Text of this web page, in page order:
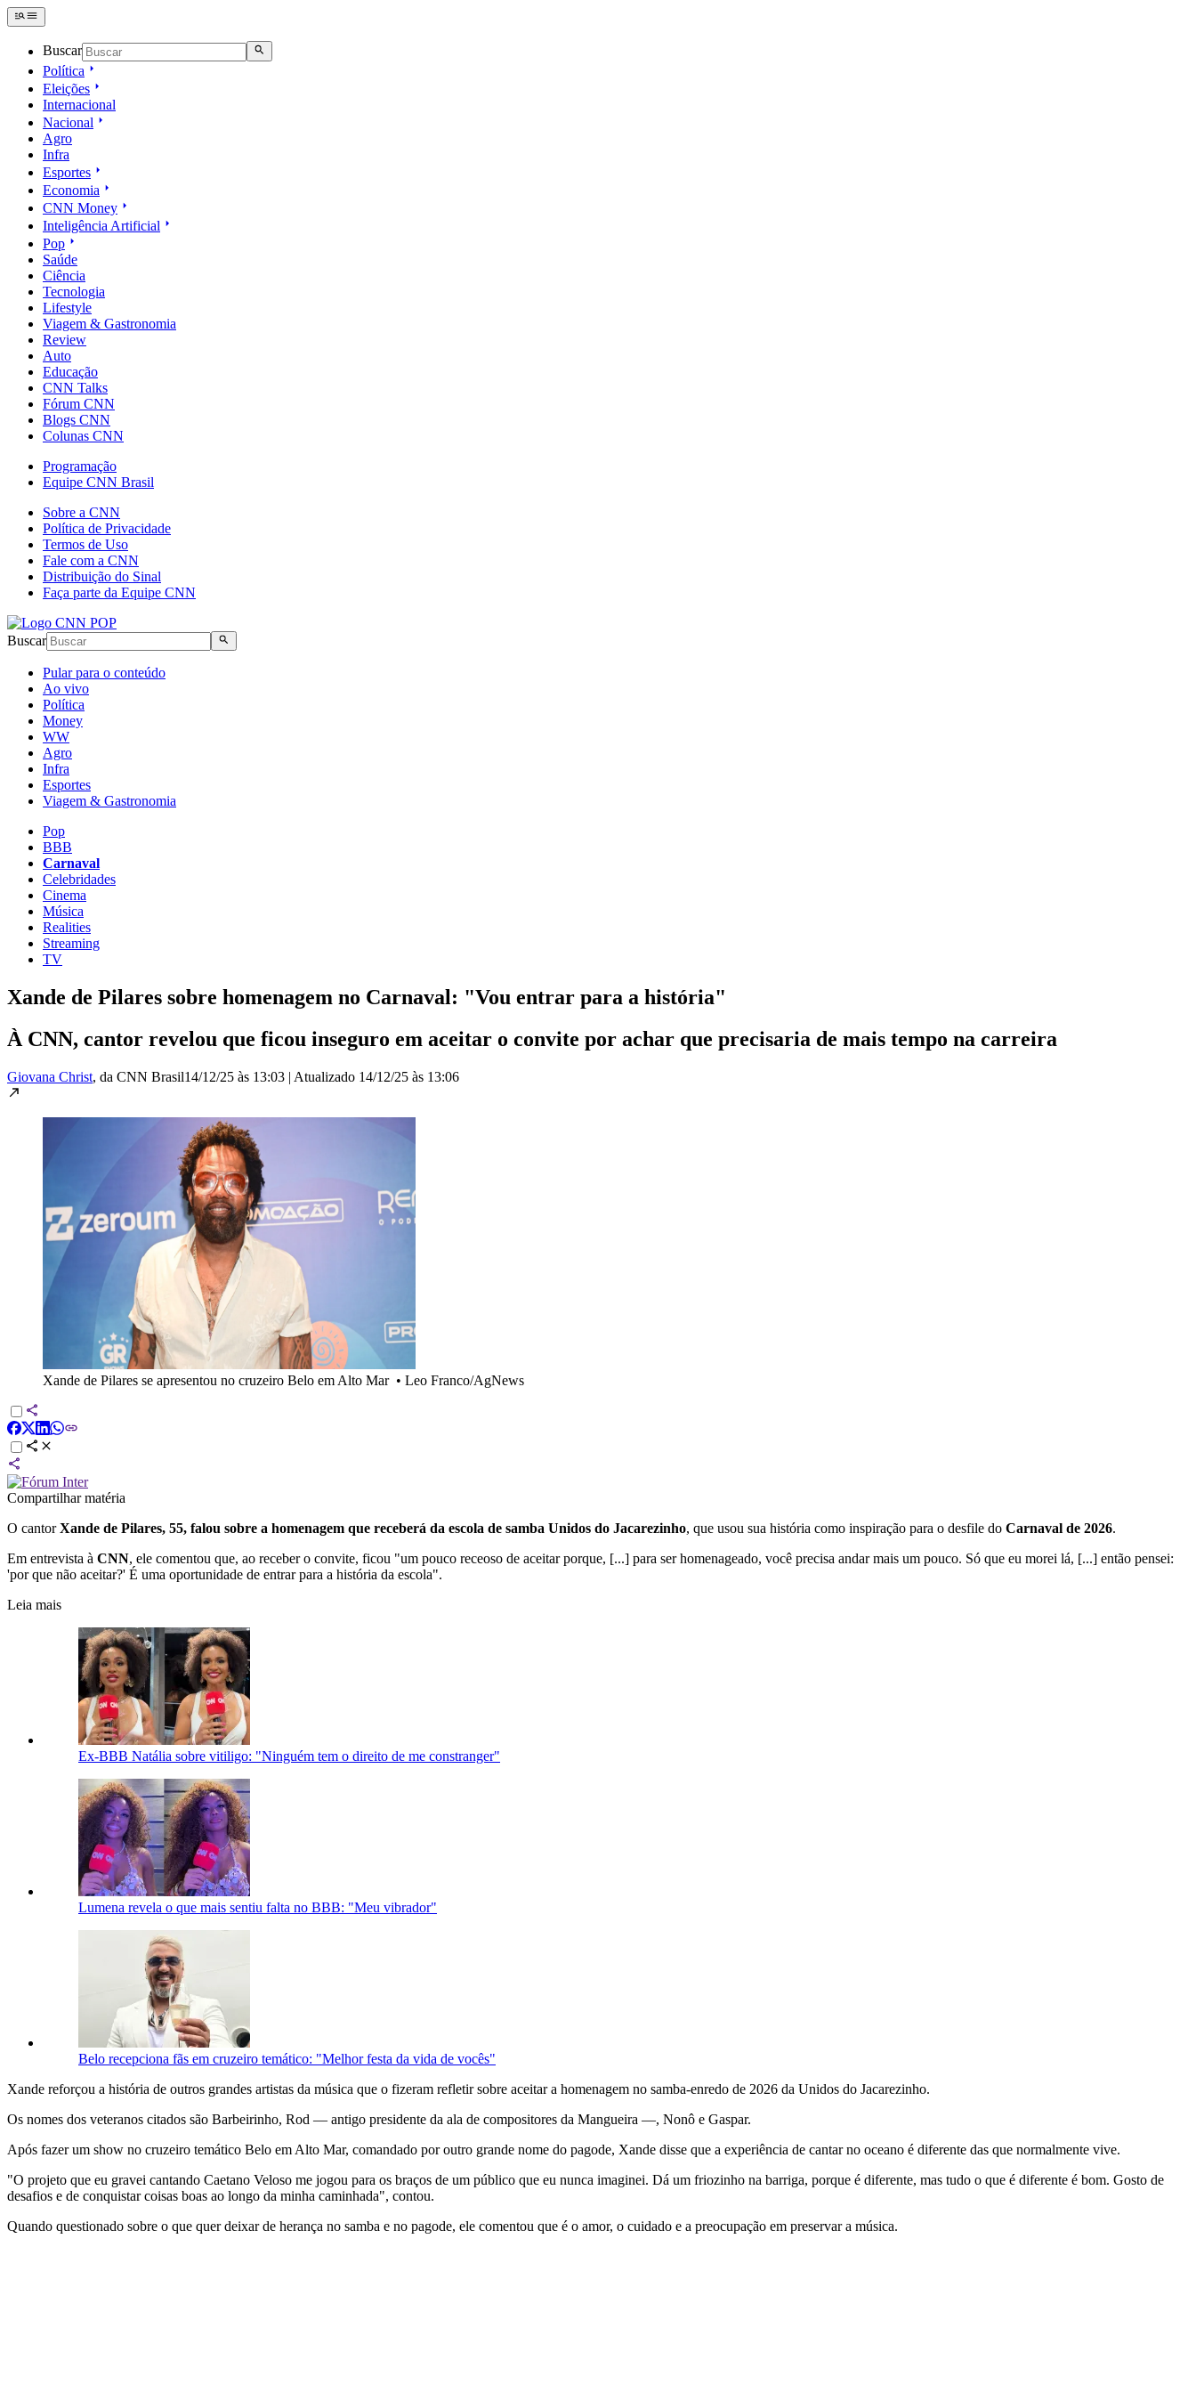
Buscar
Política
Eleições
Internacional
Nacional
Agro
Infra
Esportes
Economia
CNN Money
Inteligência Artificial
Pop
Saúde
Ciência
Tecnologia
Lifestyle
Viagem & Gastronomia
Review
Auto
Educação
CNN Talks
Fórum CNN
Blogs CNN
Colunas CNN
Programação
Equipe CNN Brasil
Sobre a CNN
Política de Privacidade
Termos de Uso
Fale com a CNN
Distribuição do Sinal
Faça parte da Equipe CNN
Buscar
Pular para o conteúdo
Ao vivo
Política
Money
WW
Agro
Infra
Esportes
Viagem & Gastronomia
Pop
BBB
Carnaval
Celebridades
Cinema
Música
Realities
Streaming
TV
Xande de Pilares sobre homenagem no Carnaval: "Vou entrar para a história"
À CNN, cantor revelou que ficou inseguro em aceitar o convite por achar que precisaria de mais tempo na carreira
Giovana Christ, da CNN Brasil14/12/25 às 13:03 | Atualizado 14/12/25 às 13:06
Xande de Pilares se apresentou no cruzeiro Belo em Alto Mar• Leo Franco/AgNews
Compartilhar matéria
O cantorXande de Pilares, 55, falou sobre a homenagem que receberá da escola de samba Unidos do Jacarezinho, que usou sua história como inspiração para o desfile do Carnaval de 2026.
Em entrevista à CNN, ele comentou que, ao receber o convite, ficou "um pouco receoso de aceitar porque, [...] para ser homenageado, você precisa andar mais um pouco. Só que eu morei lá, [...] então pensei:
'por que não aceitar?' É uma oportunidade de entrar para a história da escola".
Leia mais
Ex-BBB Natália sobre vitiligo: "Ninguém tem o direito de me constranger"
Lumena revela o que mais sentiu falta no BBB: "Meu vibrador"
Belo recepciona fãs em cruzeiro temático: "Melhor festa da vida de vocês"
Xande reforçou a história de outros grandes artistas da música que o fizeram refletir sobre aceitar a homenagem no samba-enredo de 2026 da Unidos do Jacarezinho.
Os nomes dos veteranos citados são Barbeirinho, Rod — antigo presidente da ala de compositores da Mangueira —, Nonô e Gaspar.
Após fazer um show no cruzeiro temático Belo em Alto Mar, comandado por outro grande nome do pagode, Xande disse que a experiência de cantar no oceano é diferente das que normalmente vive.
"O projeto que eu gravei cantando Caetano Veloso me jogou para os braços de um público que eu nunca imaginei. Dá um friozinho na barriga, porque é diferente, mas tudo o que é diferente é bom. Gosto de
desafios e de conquistar coisas boas ao longo da minha caminhada", contou.
Quando questionado sobre o que quer deixar de herança no samba e no pagode, ele comentou que é o amor, o cuidado e a preocupação em preservar a música.